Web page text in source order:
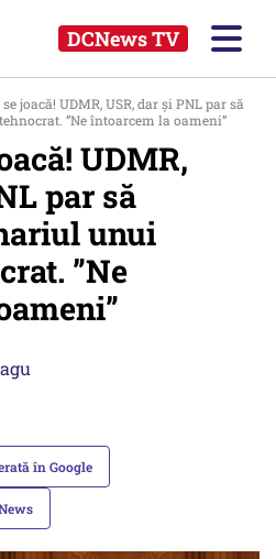
DCNews TV
joacă! UDMR, USR, dar și PNL par să
”Ne întoarcem la oameni”
UDMR,
par să
unui
”Ne
în Google